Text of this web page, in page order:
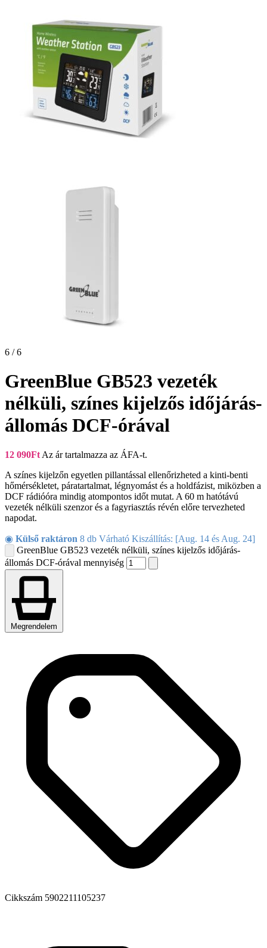
6 / 6
GreenBlue GB523 vezeték
nélküli, színes kijelzős időjárás-
állomás DCF-órával
12 090Ft Az ár tartalmazza az ÁFA-t.
A színes kijelzőn egyetlen pillantással ellenőrizheted a kinti-benti
hőmérsékletet, páratartalmat, légnyomást és a holdfázist, miközben a
DCF rádióóra mindig atompontos időt mutat. A 60 m hatótávú
vezeték nélküli szenzor és a fagyriasztás révén előre tervezheted
napodat.
◉ Külső raktáron 8 db Várható Kiszállítás: [Aug. 14 és Aug. 24]
GreenBlue GB523 vezeték nélküli, színes kijelzős időjárás-
állomás DCF-órával mennyiség
Megrendelem
Cikkszám 5902211105237